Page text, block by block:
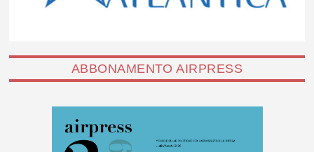
ABBONAMENTO AIRPRESS